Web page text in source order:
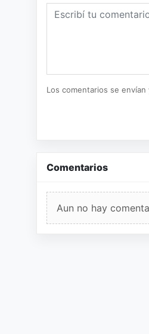
Los comentarios se
Comentarios
Aun no hay